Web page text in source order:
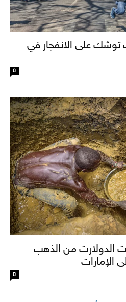
توشك على الانفجار في
0
الدولارت من الذهب
الإمارات
0